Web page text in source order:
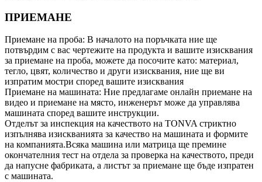
ПРИЕМАНЕ
Приемане на проба: В началото на поръчката ние ще
потвърдим с вас чертежите на продукта и вашите изисквания
за приемане на проба, можете да посочите като: материал,
тегло, цвят, количество и други изисквания, ние ще ви
изпратим мостри според вашите изисквания
Приемане на машината: Ние предлагаме онлайн приемане на
видео и приемане на място, инженерът може да управлява
машината според вашите инструкции.
Отделът за инспекция на качеството на TONVA стриктно
изпълнява изискванията за качество на машината и формите
на компанията.Всяка машина или матрица ще премине
окончателния тест на отдела за проверка на качеството, преди
да напусне фабриката, а листът за приемане ще бъде изпратен
с машината.